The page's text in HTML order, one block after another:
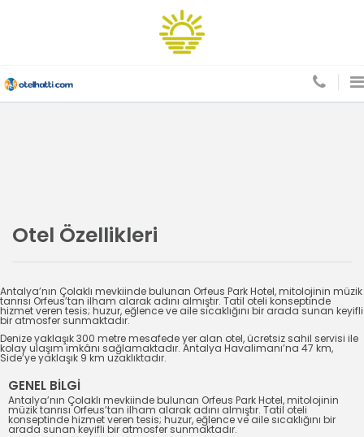
Otel Özellikleri
Antalya’nın Çolaklı mevkiinde bulunan Orfeus Park Hotel, mitolojinin müzik
tanrısı Orfeus’tan ilham alarak adını almıştır. Tatil oteli konseptinde
hizmet veren tesis; huzur, eğlence ve aile sıcaklığını bir arada sunan keyifli
bir atmosfer sunmaktadır.
Denize yaklaşık 300 metre mesafede yer alan otel, ücretsiz sahil servisi ile
kolay ulaşım imkânı sağlamaktadır. Antalya Havalimanı’na 47 km,
Side’ye yaklaşık 9 km uzaklıktadır.
GENEL BİLGİ
Antalya’nın Çolaklı mevkiinde bulunan Orfeus Park Hotel, mitolojinin
müzik tanrısı Orfeus’tan ilham alarak adını almıştır. Tatil oteli
konseptinde hizmet veren tesis; huzur, eğlence ve aile sıcaklığını bir
arada sunan keyifli bir atmosfer sunmaktadır.